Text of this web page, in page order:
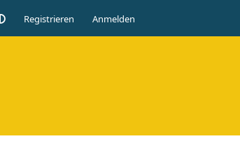
Registrieren Anmelden